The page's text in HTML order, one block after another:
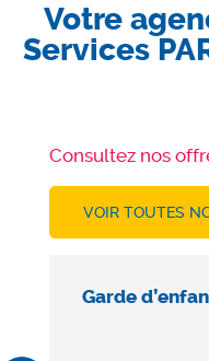
Votre
Services
Consultez nos
VOIR TOUTES
Garde